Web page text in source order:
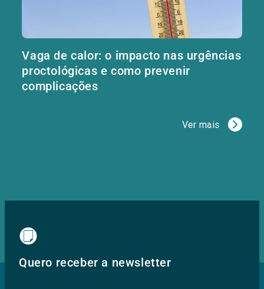
Vaga de calor: o impacto nas urgências
proctológicas e como prevenir
complicações
Ver mais
Quero receber a newsletter